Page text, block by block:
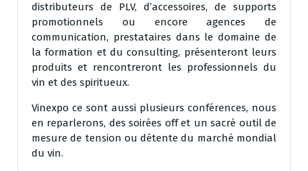
distributeurs de PLV, d’accessoires, de supports
promotionnels ou encore agences de
communication, prestataires dans le domaine de
la formation et du consulting, présenteront leurs
produits et rencontreront les professionnels du
vin et des spiritueux.
Vinexpo ce sont aussi plusieurs conférences, nous
en reparlerons, des soirées off et un sacré outil de
mesure de tension ou détente du marché mondial
du vin.